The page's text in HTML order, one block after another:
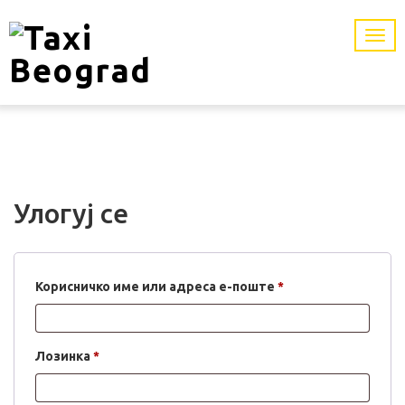
Улогуј се
Корисничко име или адреса е-поште *Обавезно
Лозинка*Обавезно